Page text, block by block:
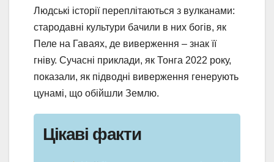
Людські історії переплітаються з вулканами:
стародавні культури бачили в них богів, як
Пеле на Гаваях, де виверження – знак її
гніву. Сучасні приклади, як Тонга 2022 року,
показали, як підводні виверження генерують
цунамі, що обійшли Землю.
Цікаві факти